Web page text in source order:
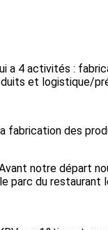
a 4 activités :
et logistique/
fabrication des
notre départ
du restaurant